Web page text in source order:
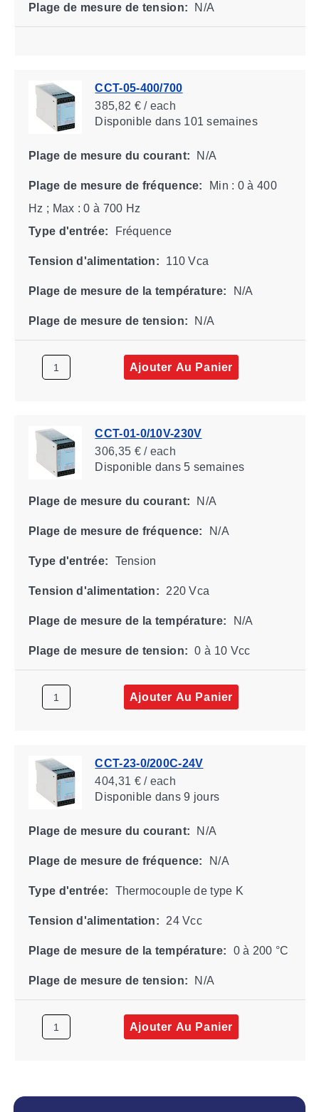
Plage de mesure de tension:
N/A
CCT-05-400/700
385,82 € / each
Disponibledans 101 semaines
Plage de mesure du courant: N/A
Plage de mesure de fréquence:
Min : 0 à 400
Hz ; Max : 0 à 700 Hz
Type d'entrée:
Fréquence
Tension d'alimentation: 110 Vca
Plage de mesure de la température: N/A
Plage de mesure de tension: N/A
Ajouter Au Panier
CCT-01-0/10V-230V
306,35 € / each
Disponibledans 5 semaines
Plage de mesure du courant: N/A
Plage de mesure de fréquence: N/A
Type d'entrée: Tension
Tension d'alimentation: 220 Vca
Plage de mesure de la température: N/A
Plage de mesure de tension: 0 à 10 Vcc
Ajouter Au Panier
CCT-23-0/200C-24V
404,31 € / each
Disponibledans 9 jours
Plage de mesure du courant: N/A
Plage de mesure de fréquence: N/A
Type d'entrée: Thermocouple de type K
Tension d'alimentation: 24 Vcc
Plage de mesure de la température: 0 à 200 °C
Plage de mesure de tension: N/A
Ajouter Au Panier